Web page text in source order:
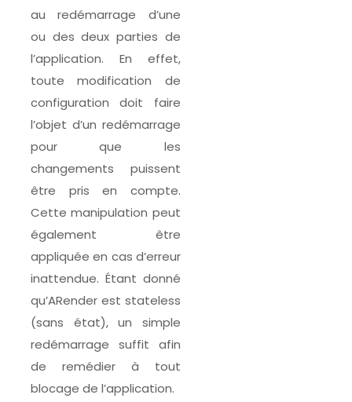
au redémarrage d’une
ou des deux parties de
l’application. En effet,
toute modification de
configuration doit faire
l’objet d’un redémarrage
pour que les
changements puissent
être pris en compte.
Cette manipulation peut
également être
appliquée en cas d’erreur
inattendue. Étant donné
qu’ARender est stateless
(sans état), un simple
redémarrage suffit afin
de remédier à tout
blocage de l’application.